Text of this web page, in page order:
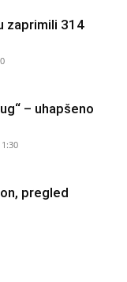
zaprimili 314
– uhapšeno
pregled